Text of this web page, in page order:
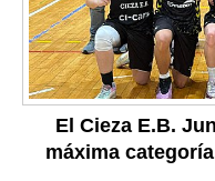
El Cieza E.B.
máxima